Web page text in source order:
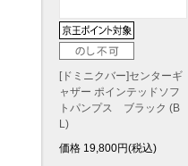
[ドミニクバー]センターギ
ャザー ポインテッドソフ
トパンプス ブラック (B
L)
価格 19,800円(税込)